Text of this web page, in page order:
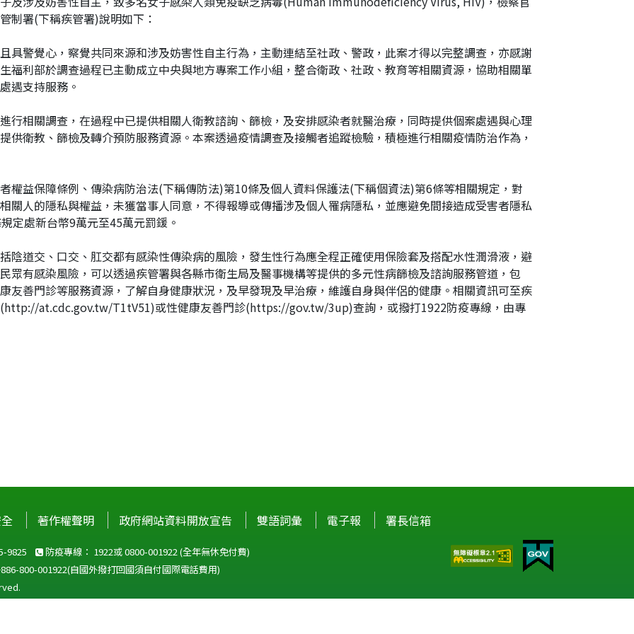
網
制署(下稱疾管署)說明如下：
具警覺心，察覺共同來源和涉及妨害性自主行為，主動連結至社政、警政，此案才得以完整調查，亦感謝
福利部於調查過程已主動成立中央與地方專案工作小組，整合衛政、社政、教育等相關資源，協助相關單
遇支持服務。
行相關調查，在過程中已提供相關人衛教諮詢、篩檢，及安排感染者就醫治療，同時提供個案處遇與心理
供衛教、篩檢及轉介預防服務資源。本案透過疫情調查及接觸者追蹤檢驗，積極進行相關疫情防治作為，
權益保障條例、傳染病防治法(下稱傳防法)第10條及個人資料保護法(下稱個資法)第6條等相關規定，對
關人的隱私與權益，未獲當事人同意，不得報導或傳播涉及個人罹病隱私，並應避免間接造成受害者隱私
定處新台幣9萬元至45萬元罰鍰。
陰道交、口交、肛交都有感染性傳染病的風險，發生性行為應全程正確使用保險套及搭配水性潤滑液，避
眾有感染風險，可以透過疾管署與各縣市衛生局及醫事機構等提供的多元性病篩檢及諮詢服務管道，包
友善門診等服務資源，了解自身健康狀況，及早發現及早治療，維護自身與伴侶的健康。相關資訊可至疾
at.cdc.gov.tw/T1tV51)或性健康友善門診(https://gov.tw/3up)查詢，或撥打1922防疫專線，由專
著作權聲明 政府網站資料開放宣告 雙語詞彙 電子報 署長信箱
9825 防疫專線： 1922或0800-001922(全年無休免付費)
800-001922(自國外撥打回國須自付國際電話費用)